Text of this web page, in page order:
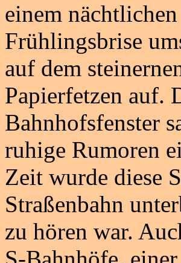
einem
Frühlingsbrise
auf dem
Papierfetzen auf.
Bahnhofsfenster
ruhige Rumoren
Zeit wurde diese
Straßenbahn
zu hören war.